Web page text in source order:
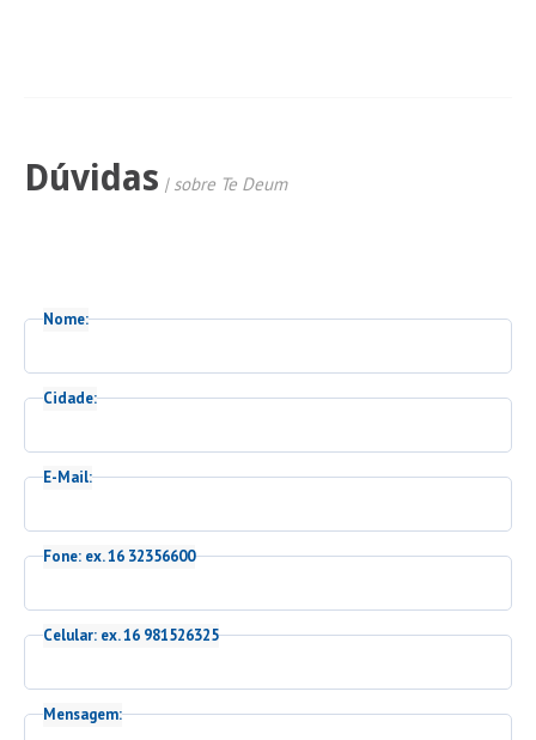
Dúvidas | sobre Te Deum
Nome:
Cidade:
E-Mail:
Fone: ex. 16 32356600
Celular: ex. 16 981526325
Mensagem: